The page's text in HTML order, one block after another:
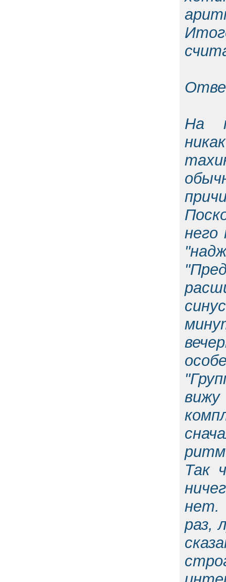
На
него
вижу
Так
нет.
раз,